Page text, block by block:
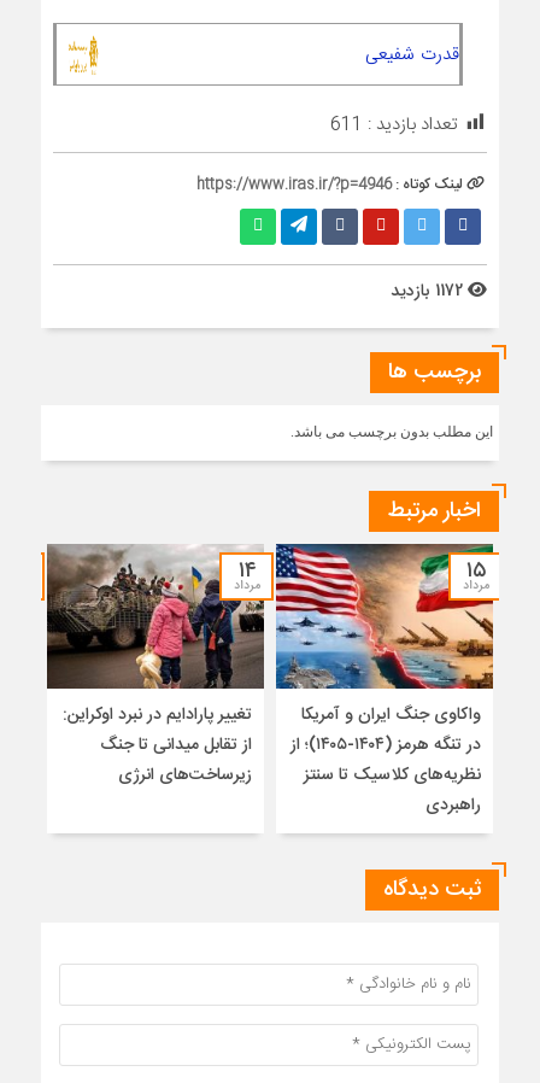
قدرت شفیعی
تعداد بازدید : 611
لینک کوتاه :https://www.iras.ir/?p=4946
برچسب ها
این مطلب بدون برچسب می باشد.
اخبار مرتبط
۱۵
مرداد
واکاوی جنگ ایران و آمریکا
در تنگه هرمز (۱۴۰۴-۱۴۰۵)؛ از
نظریه‌های کلاسیک تا سنتز
راهبردی
۱۴
مرداد
تغییر پارادایم در نبرد اوکراین:
از تقابل میدانی تا جنگ
زیرساخت‌های انرژی
ثبت دیدگاه